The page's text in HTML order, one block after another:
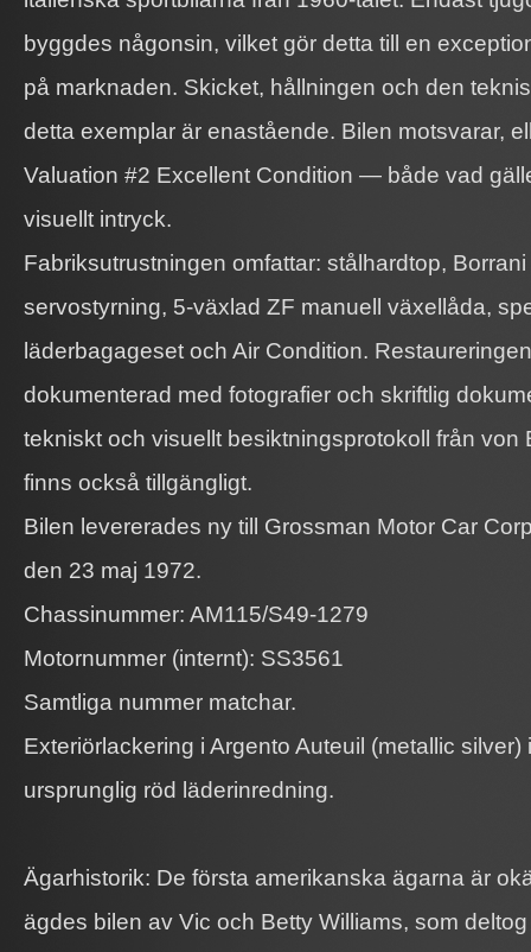
byggdes någonsin, vilket gör detta till en
på marknaden. Skicket, hållningen och den
detta exemplar är enastående. Bilen motsvarar,
Valuation #2 Excellent Condition — både vad
visuellt intryck.
Fabriksutrustningen omfattar: stålhardtop,
servostyrning, 5-växlad ZF manuell växellåda,
läderbagageset och Air Condition.
dokumenterad med fotografier och skriftlig
tekniskt och visuellt besiktningsprotokoll från von
finns också tillgängligt.
Bilen levererades ny till Grossman Motor Car
den 23 maj 1972.
Chassinummer: AM115/S49-1279
Motornummer (internt): SS3561
Samtliga nummer matchar.
Exteriörlackering i Argento Auteuil (metallic
ursprunglig röd läderinredning.
Ägarhistorik: De första amerikanska ägarna är
ägdes bilen av Vic och Betty Williams, som